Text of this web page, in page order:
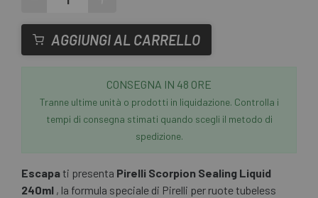
AGGIUNGI AL CARRELLO
CONSEGNA IN 48 ORE
Tranne ultime unità o prodotti in liquidazione. Controlla i
tempi di consegna stimati quando scegli il metodo di
spedizione.
Escapati presenta Pirelli Scorpion Sealing Liquid
240ml , la formula speciale di Pirelli per ruote tubeless